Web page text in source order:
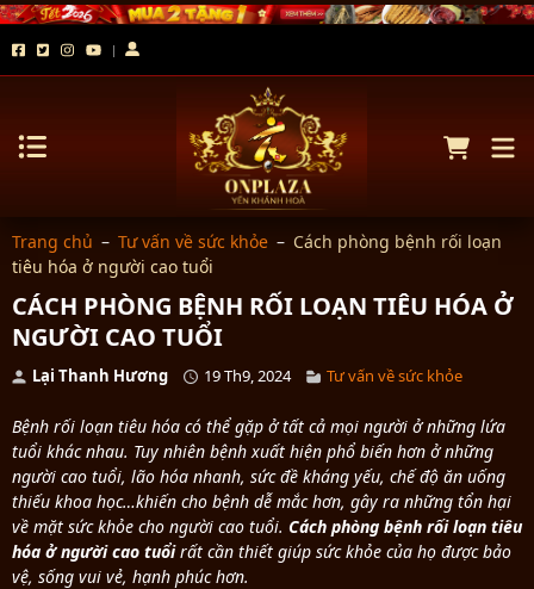
Trang chủ – Tư vấn về sức khỏe – Cách phòng bệnh rối loạn
tiêu hóa ở người cao tuổi
CÁCH PHÒNG BỆNH RỐI LOẠN TIÊU HÓA Ở
NGƯỜI CAO TUỔI
Lại Thanh Hương 19 Th9, 2024 Tư vấn về sức khỏe
Bệnh rối loạn tiêu hóa có thể gặp ở tất cả mọi người ở những lứa
tuổi khác nhau. Tuy nhiên bệnh xuất hiện phổ biến hơn ở những
người cao tuổi, lão hóa nhanh, sức đề kháng yếu, chế độ ăn uống
thiếu khoa học…khiến cho bệnh dễ mắc hơn, gây ra những tổn hại
về mặt sức khỏe cho người cao tuổi. Cách phòng bệnh rối loạn tiêu
hóa ở người cao tuổirất cần thiết giúp sức khỏe của họ được bảo
vệ, sống vui vẻ, hạnh phúc hơn.